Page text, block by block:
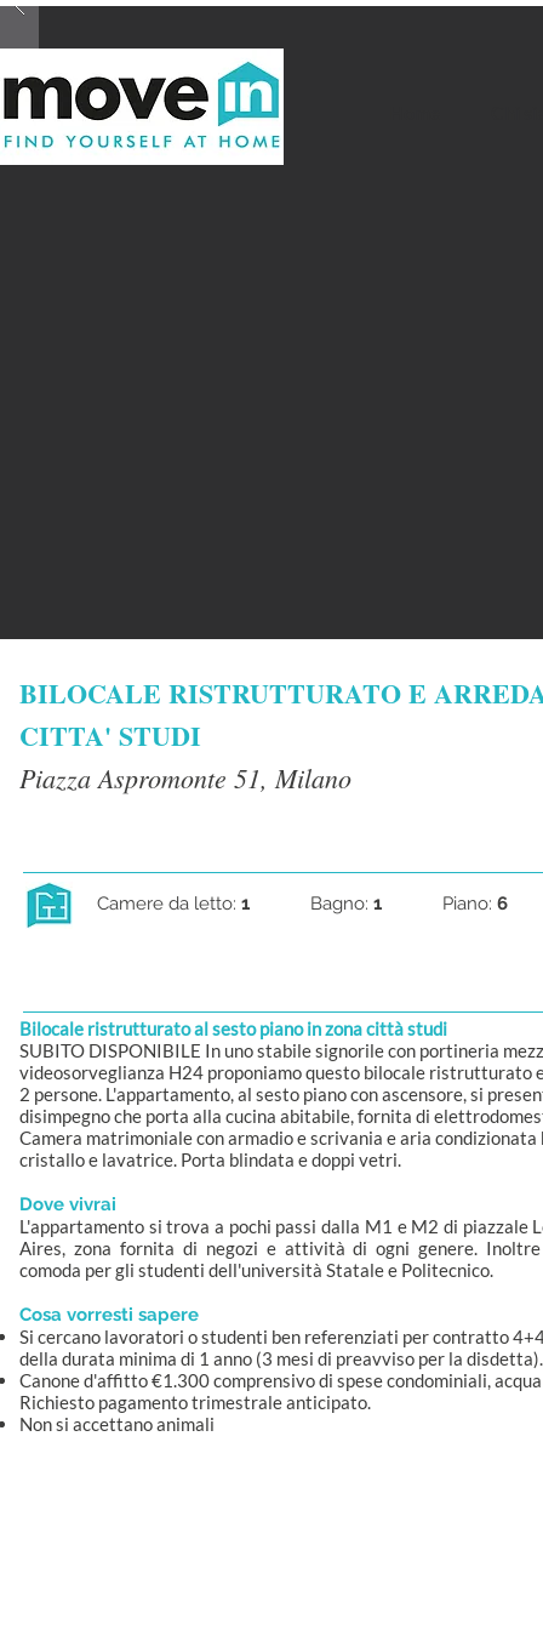
BILOCALE RISTRUTTURATO E
CITTA' STUDI
Piazza Aspromonte 51, Milano
Camere da letto: 1 Bagno: 1 Piano: 6
Bilocale ristrutturato al sesto piano in zona città studi
SUBITO DISPONIBILE In uno stabile signorile con portineria
videosorveglianza H24 proponiamo questo bilocale ristrutturato
2 persone. L'appartamento, al sesto piano con ascensore, si
disimpegno che porta alla cucina abitabile, fornita di
Camera matrimoniale con armadio e scrivania e aria condizionata
cristallo e lavatrice. Porta blindata e doppi vetri.
Dove vivrai
L'appartamento si trova a pochi passi dalla M1 e M2 di piazzale
Aires, zona fornita di negozi e attività di ogni genere.
comoda per gli studenti dell'università Statale e Politecnico.
Cosa vorresti sapere
Si cercano lavoratori o studenti ben referenziati per contratto
della durata minima di 1 anno (3 mesi di preavviso per la disdetta).
Canone d'affitto €1.300 comprensivo di spese condominiali,
Richiesto pagamento trimestrale anticipato.
Non si accettano animali